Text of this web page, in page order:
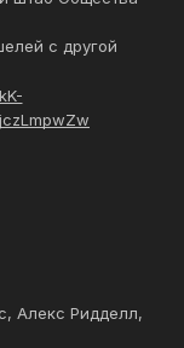
с другой
Алекс Ридделл,